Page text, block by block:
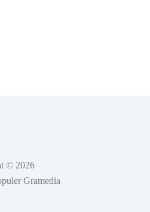
© 2026
Gramedia